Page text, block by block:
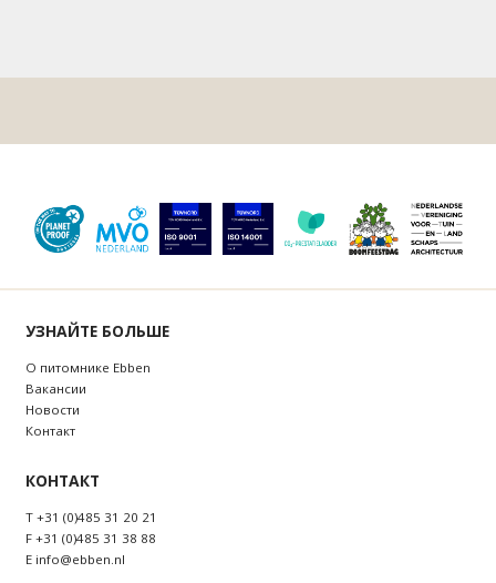
УЗНАЙТЕ БОЛЬШЕ
О питомнике Ebben
Bакансии
Новости
Контакт
КОНТАКТ
T+31 (0)485 31 20 21
F+31 (0)485 31 38 88
E info@ebben.nl